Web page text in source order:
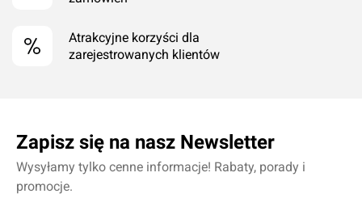
Atrakcyjne korzyści dla
zarejestrowanych klientów
Zapisz się na nasz Newsletter
Wysyłamy tylko cenne informacje! Rabaty, porady i
promocje.